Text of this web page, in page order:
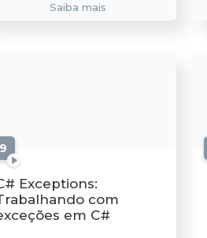
Saiba mais
9
Exceptions:
com
em C#